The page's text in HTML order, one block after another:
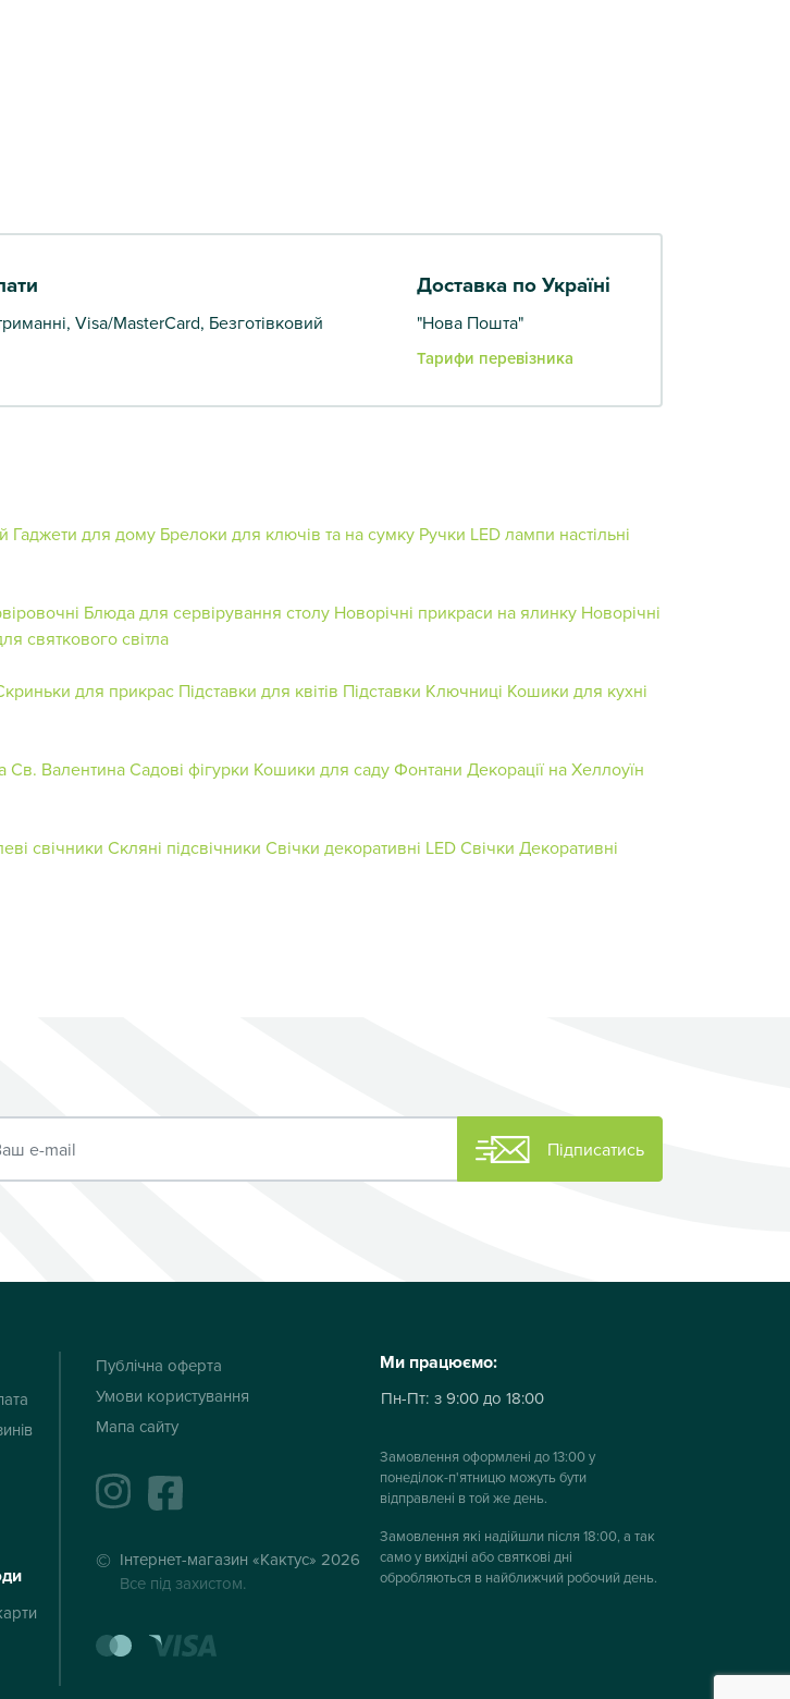
Visa/MasterCard, Безготівковий
Доставка по Україні
"Нова Пошта"
Тарифи перевізника
Гаджети для дому Брелоки для ключів та на сумку Ручки LED лампи настільні
Блюда для сервірування столу Новорічні прикраси на ялинку Новорічні
святкового світла
для прикрас Підставки для квітів Підставки Ключниці Кошики для кухні
Св. ВалентинаСадові фігурки Кошики для садуФонтани Декорації на Хеллоуїн
свічники Скляні підсвічники Свічки декоративні LED Свічки Декоративні
Підписатись
Публічна оферта
Умови користування
Мапа сайту
instagramfacebook
Інтернет-магазин «Кактус» 2026
Все під захистом.
mastercard
Ми працюємо:
Пн-Пт: з 9:00 до 18:00
Замовлення оформлені до 13:00 у
понеділок-п'ятницю можуть бути
відправлені в той же день.
Замовлення які надійшли після 18:00, а так
само у вихідні або святкові дні
обробляються в найближчий робочий день.